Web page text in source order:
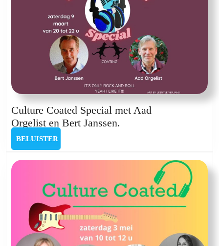
Culture Coated Special met Aad
Orgelist en Bert Janssen.
met
Orgelist en Bert
Janssen.
BELUISTER